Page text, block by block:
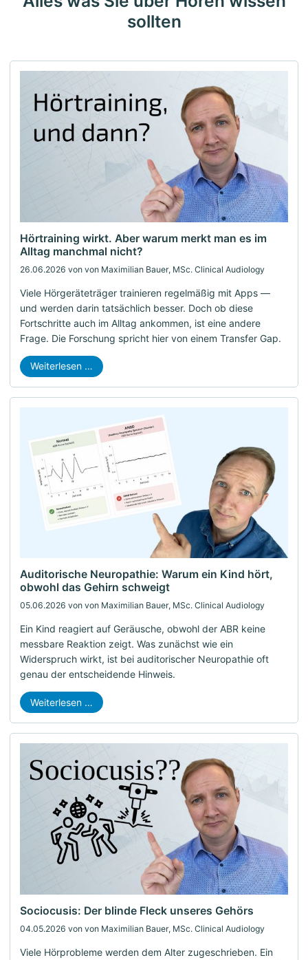
sollten
26.06.2026 von von Maximilian Bauer, MSc. Clinical Audiology
Hörtraining wirkt. Aber warum merkt man es im
Alltag manchmal nicht?
Viele Hörgeräteträger trainieren regelmäßig mit Apps —
und werden darin tatsächlich besser. Doch ob diese
Fortschritte auch im Alltag ankommen, ist eine andere
Frage. Die Forschung spricht hier von einem Transfer Gap.
Weiterlesen …
05.06.2026 von von Maximilian Bauer, MSc. Clinical Audiology
Auditorische Neuropathie: Warum ein Kind hört,
obwohl das Gehirn schweigt
Ein Kind reagiert auf Geräusche, obwohl der ABR keine
messbare Reaktion zeigt. Was zunächst wie ein
Widerspruch wirkt, ist bei auditorischer Neuropathie oft
genau der entscheidende Hinweis.
Weiterlesen …
04.05.2026 von von Maximilian Bauer, MSc. Clinical Audiology
Sociocusis: Der blinde Fleck unseres Gehörs
Viele Hörprobleme werden dem Alter zugeschrieben. Ein